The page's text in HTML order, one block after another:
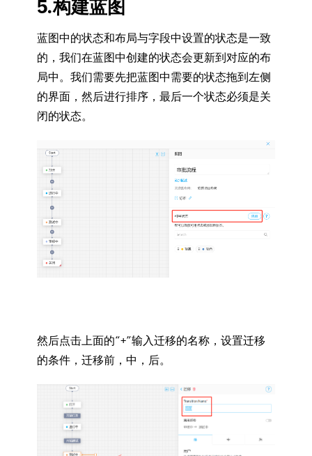
5.构建蓝图
蓝图中的状态和布局与字段中设置的状态是一致
的，我们在蓝图中创建的状态会更新到对应的布
局中。我们需要先把蓝图中需要的状态拖到左侧
的界面，然后进行排序，最后一个状态必须是关
闭的状态。
然后点击上面的“+”输入迁移的名称，设置迁移
的条件，迁移前，中，后。